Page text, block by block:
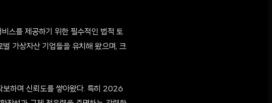
스를 제공하기 위한 필수적인 법적 토
가상자산 기업들을 유치해 왔으며, 크
보하며 신뢰도를 쌓아왔다. 특히 2026